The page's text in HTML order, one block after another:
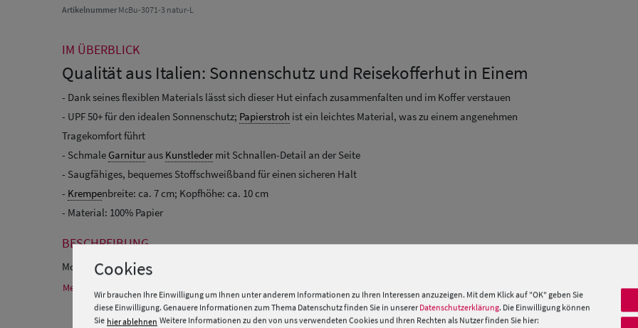
ArtikelnummerMcBu-3071-3 natur-L
IM ÜBERBLICK
Qualität aus Italien: Sonnenschutz und Reisekofferhut in Einem
- Dank seines flexiblen Materials lässt sich dieser Hut einfach zusammenfalten und im Koffer verstauen
- UPF 50+ für den idealen Sonnenschutz; Papierstroh ist ein leichtes Material, was zu einem angenehmen
Tragekomfort führt
- Schmale Garnitur aus Kunstleder mit Schnallen-Detail an der Seite
- Saugfähiges, bequemes Stoffschweißband für einen sicheren Halt
- Krempenbreite: ca. 7 cm; Kopfhöhe: ca. 10 cm
- Material: 100% Papier
BESCHREIBUNG
McBurn knautschbarer Strohhut aus 100% Papier mit UPF 50+
Mehr Informationen zum Hersteller und EU Verantwortlichen »
Cookies
Wir brauchen Ihre Einwilligung um Ihnen unter anderem Informationen zu Ihren Interessen anzuzeigen. Mit dem Klick auf "OK" geben Sie
diese Einwilligung. Genauere Informationen zum Thema Datenschutz finden Sie in unserer Datenschutzerklärung. Die Einwilligung können
Sie hier ablehnen Weitere Informationen zu den von uns verwendeten Cookies und Ihren Rechten als Nutzer finden Sie hier: